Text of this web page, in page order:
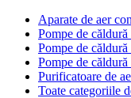
Aparate de aer
Pompe de căldură
Pompe de căldură
Pompe de
Purificatoare de
Toate categoriile